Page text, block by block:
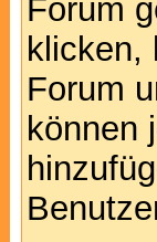
Forum
klicken,
Forum
können